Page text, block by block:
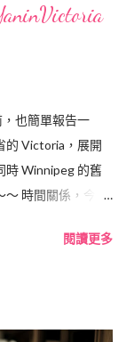
也簡單報告一
的 Victoria，展開
時 Winnipeg 的舊
～ 時間關係，今篇
閱讀更多